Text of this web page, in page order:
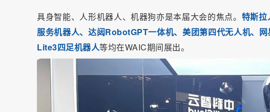
具身智能、人形机器人、机器狗亦是本届大会的焦点。 特斯
服务机器人、达闼RobotGPT一体机、美团第四代无人机、网
Lite3四足机器人等均在WAIC期间展出。